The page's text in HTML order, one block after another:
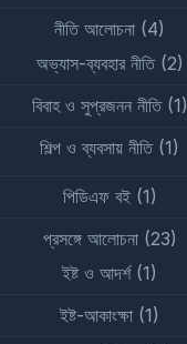
নীতি আলোচনা (4)
অভ্যাস-ব্যবহার নীতি(2)
বিবাহ ও সুপ্রজনন নীতি(1)
শিল্প ও ব্যবসায় নীতি(1)
পিডিএফ বই(1)
প্রসঙ্গে আলোচনা(23)
ইষ্ট ও আদর্শ(1)
ইষ্ট-আকাংক্ষা (1)